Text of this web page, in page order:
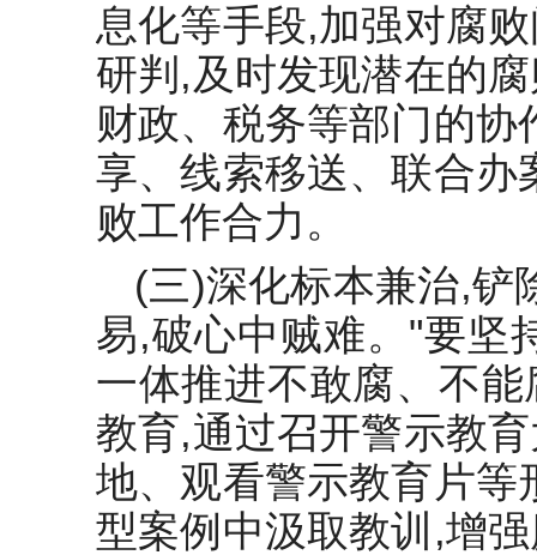
息化等手段,加强对腐
研判,及时发现潜在的
财政、税务等部门的
享、线索移送、联合办
败工作合力。
(三)深化标本兼治,铲
易,破心中贼难。"要坚
一体推进不敢腐、不
教育,通过召开警示教
地、观看警示教育片等
型案例中汲取教训,增